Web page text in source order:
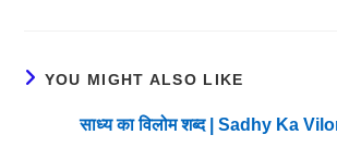
YOU MIGHT ALSO LIKE
साध्य का विलोम शब्द | Sadhy Ka